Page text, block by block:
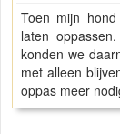
Toen mijn
laten
konden we
met alleen
oppas meer